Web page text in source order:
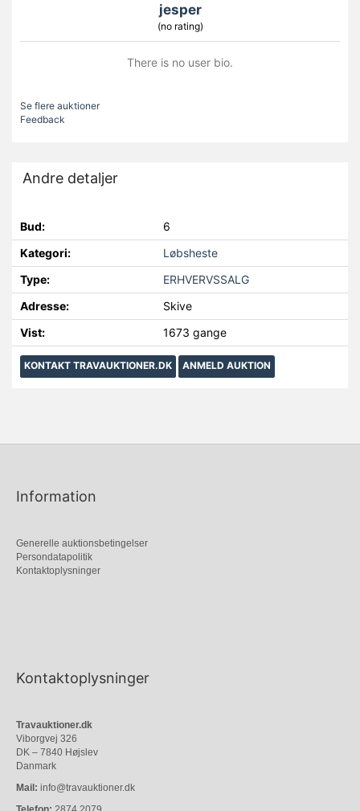
jesper
(no rating)
There is no user bio.
Se flere auktioner
Feedback
Andre detaljer
Bud:
6
Kategori:
Løbsheste
Type:
ERHVERVSSALG
Adresse:
Skive
Vist:
1673 gange
KONTAKT TRAVAUKTIONER.DK ANMELD AUKTION
Information
Generelle auktionsbetingelser
Persondatapolitik
Kontaktoplysninger
Kontaktoplysninger
Travauktioner.dk
Viborgvej 326
DK – 7840 Højslev
Danmark
Mail: info@travauktioner.dk